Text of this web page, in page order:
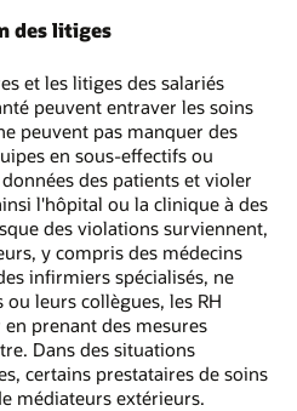
des litiges
et les litiges des salariés
peuvent entraver les soins
peuvent pas manquer des
en sous-effectifs ou
des patients et violer
l'hôpital ou la clinique à des
des violations surviennent,
y compris des médecins
infirmiers spécialisés, ne
leurs collègues, les RH
prenant des mesures
Dans des situations
certains prestataires de soins
médiateurs extérieurs.